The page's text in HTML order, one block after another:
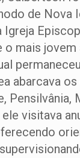
de Nova
Igreja
o mais jovem
abarcava
Pensilvânia,
ele visitava